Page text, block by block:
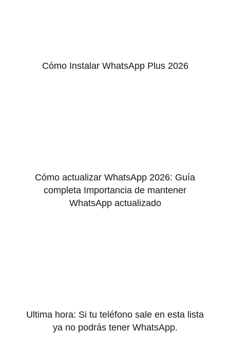
Cómo Instalar WhatsApp Plus 2026
Cómo actualizar WhatsApp 2026: Guía
completa Importancia de mantener
WhatsApp actualizado
Ultima hora: Si tu teléfono sale en esta lista
ya no podrás tener WhatsApp.